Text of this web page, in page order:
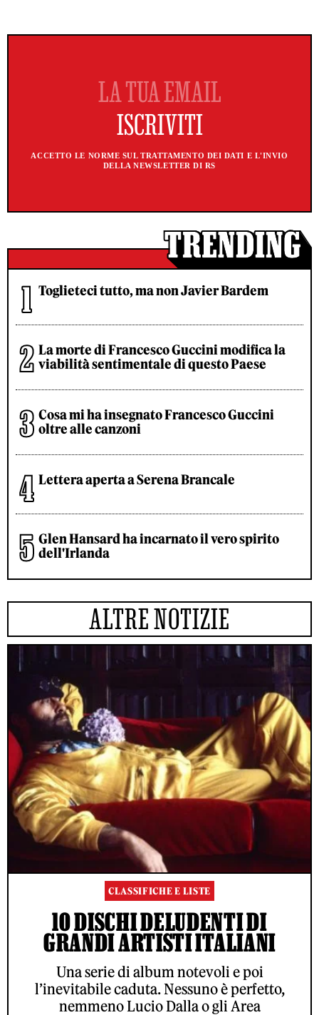
ACCETTO LE NORME SUL TRATTAMENTO DEI DATI E L'INVIO
DELLA NEWSLETTER DI RS
Toglieteci tutto, ma non Javier Bardem
La morte di Francesco Guccini modifica la
viabilità sentimentale di questo Paese
Cosa mi ha insegnato Francesco Guccini
oltre alle canzoni
Lettera aperta a Serena Brancale
Glen Hansard ha incarnato il vero spirito
dell'Irlanda
ALTRE NOTIZIE
CLASSIFICHE E LISTE
10 DISCHI DELUDENTI DI
GRANDI ARTISTI ITALIANI
Una serie di album notevoli e poi
l’inevitabile caduta. Nessuno è perfetto,
nemmeno Lucio Dalla o gli Area